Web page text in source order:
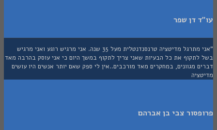
דן שפר
"אני מתרגל מדיטציה טרנסנדנטלית מעל 35 שנה. אני מרגיש רוגע ואני מרגיש
את כל הבעיות שאני צריך לתקוף במשך היום כי אני עוסק בהרבה מאד
מגוונים, במחקרים מאד מורכבים..אין לי ספק שאם יותר אנשים היו עושים
צבי בן אברהם